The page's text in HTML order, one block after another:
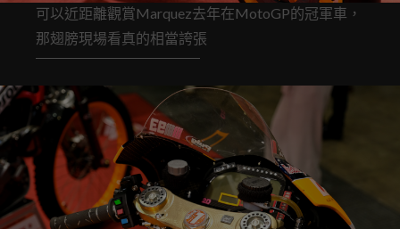
可以近距離觀賞Marquez去年在MotoGP的冠軍車，
那翅膀現場看真的相當誇張